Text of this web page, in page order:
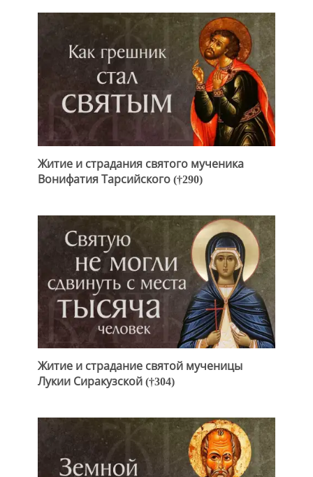
Житие и страдания святого мученика
Вонифатия Тарсийского (†290)
Житие и страдание святой мученицы
Лукии Сиракузской (†304)